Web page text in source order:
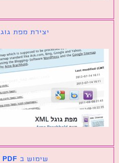
יצירת מפת גוגל
שימוש ב PDF בוורדפרס והצגתו